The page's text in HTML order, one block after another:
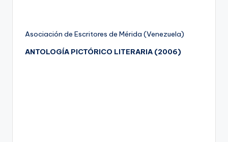
Asociación de Escritores de Mérida (Venezuela)
ANTOLOGÍA PICTÓRICO LITERARIA (2006)